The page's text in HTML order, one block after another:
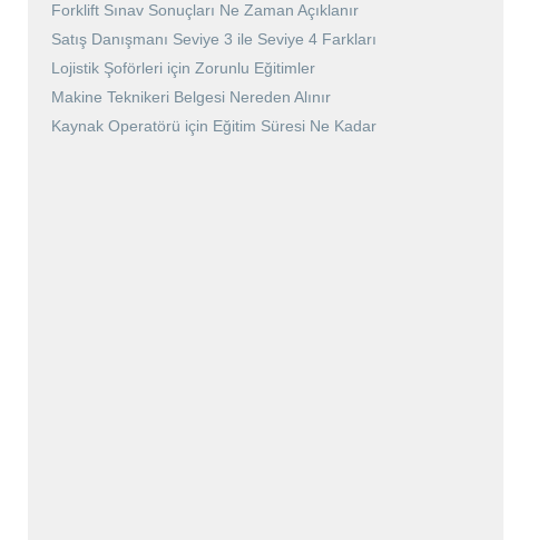
Forklift Sınav Sonuçları Ne Zaman Açıklanır
Satış Danışmanı Seviye 3 ile Seviye 4 Farkları
Lojistik Şoförleri için Zorunlu Eğitimler
Makine Teknikeri Belgesi Nereden Alınır
Kaynak Operatörü için Eğitim Süresi Ne Kadar